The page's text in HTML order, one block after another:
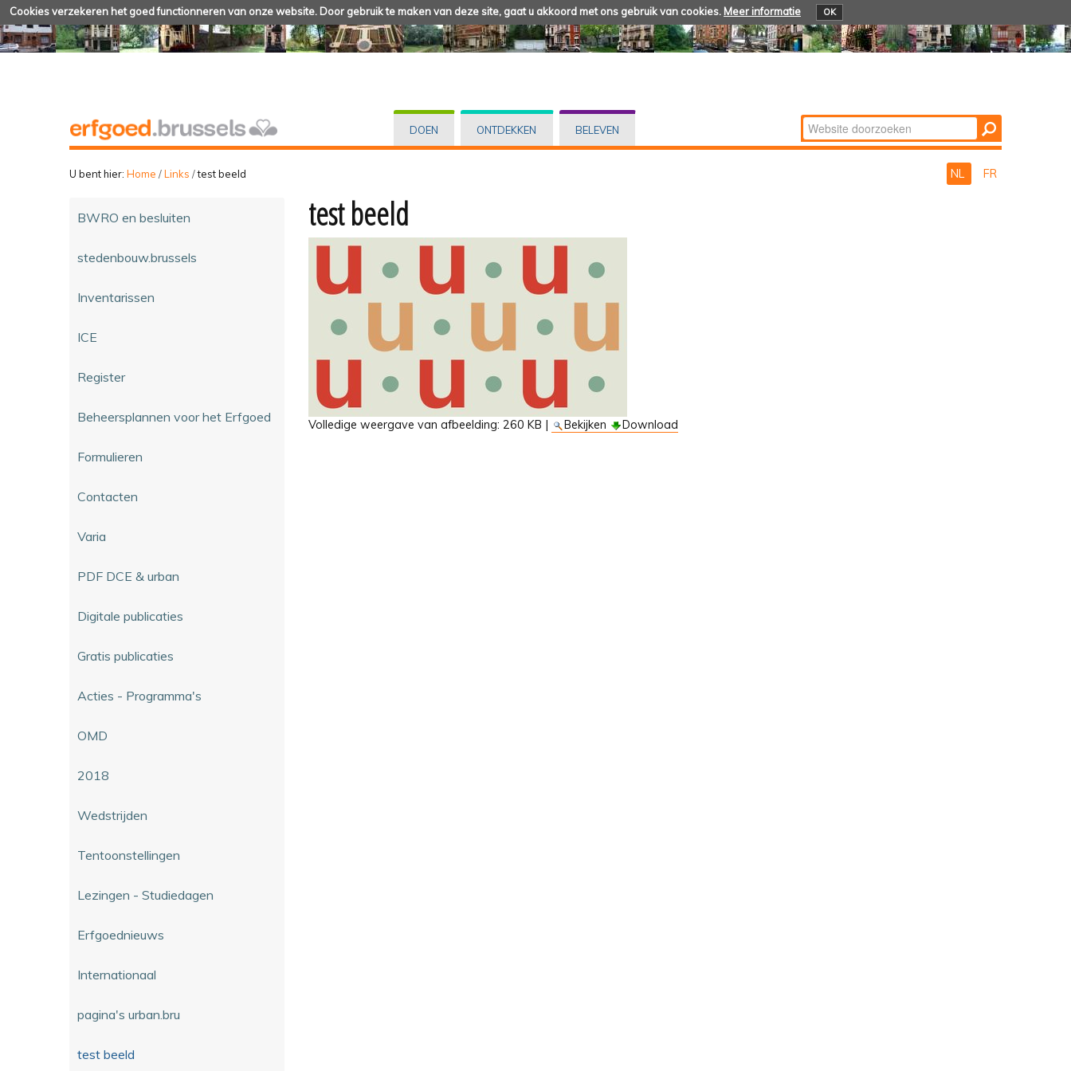
Cookies verzekeren het goed functionneren van onze website. Door gebruik te maken van deze site, gaat u akkoord met ons gebruik van cookies. Meer informatie OK
DOEN ONTDEKKEN BELEVEN Zoek
Geavanceerd
U bent hier: Home /Links /test beeld NL FR
BWRO en besluiten
stedenbouw.brussels
Inventarissen
ICE
Register
Beheersplannen voor het Erfgoed
Formulieren
Contacten
Varia
PDF DCE & urban
Digitale publicaties
Gratis publicaties
Acties - Programma's
OMD
2018
Wedstrijden
Tentoonstellingen
Lezingen - Studiedagen
Erfgoednieuws
Internationaal
pagina's urban.bru
test beeld
test beeld
Volledige weergave van afbeelding: 260 KB | Bekijken Download